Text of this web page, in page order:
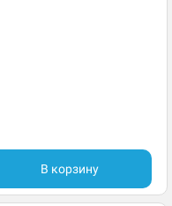
В корзину